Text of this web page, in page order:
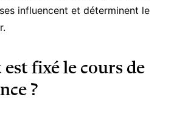
influencent et déterminent le
fixé le cours de
?